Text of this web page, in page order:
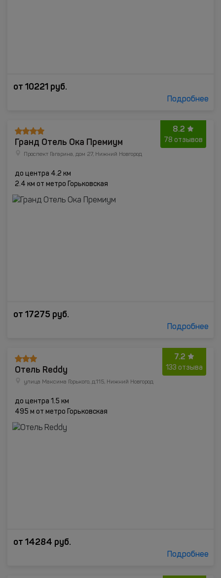
от 10221 руб.
Подробнее
8.2
78 отзывов
Гранд Отель Ока Премиум
Проспект Гагарина, дом 27, Нижний Новгород
до центра 4.2 км
2.4 км от метро Горьковская
от 17275 руб.
Подробнее
7.2
133 отзыва
Отель Reddy
улица Максима Горького, д.115, Нижний Новгород
до центра 1.5 км
495 м от метро Горьковская
от 14284 руб.
Подробнее